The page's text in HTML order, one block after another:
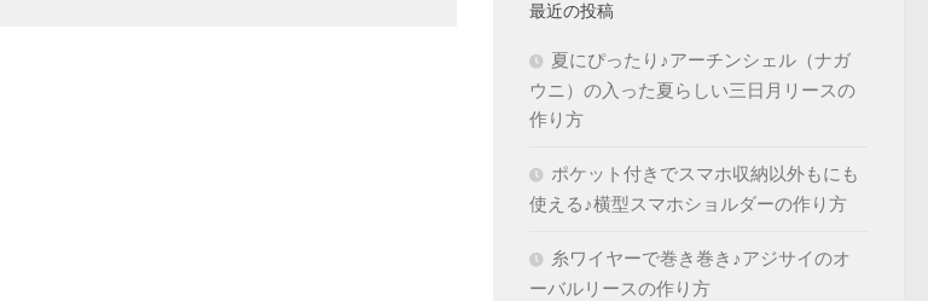
最近の投稿
夏にぴったり♪アーチンシェル（ナガ
ウニ）の入った夏らしい三日月リースの
作り方
ポケット付きでスマホ収納以外もにも
使える♪横型スマホショルダーの作り方
糸ワイヤーで巻き巻き♪アジサイのオ
ーバルリースの作り方